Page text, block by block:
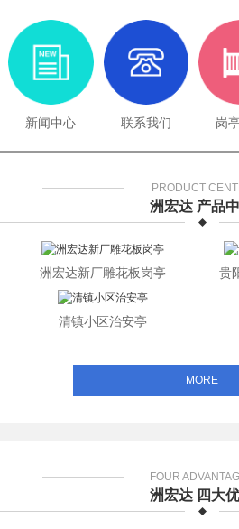
新闻中心 联系我们 岗
PRODUCT
洲宏达 产品
洲宏达新厂雕花板岗亭 贵
清镇小区治安亭
MORE
FOUR
洲宏达 四大